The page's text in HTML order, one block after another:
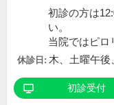
初診の方は
い。
当院ではピロ
休診日: 木、土曜午後
初診受付